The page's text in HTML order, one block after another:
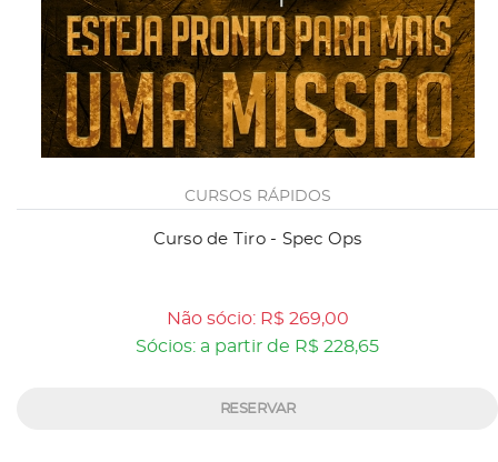
CURSOS RÁPIDOS
Curso de Tiro - Spec Ops
Não sócio: R$ 269,00
Sócios: a partir de R$ 228,65
RESERVAR